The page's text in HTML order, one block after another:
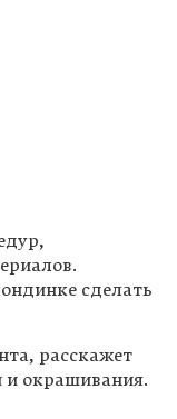
сделать
расскажет
и окрашивания.